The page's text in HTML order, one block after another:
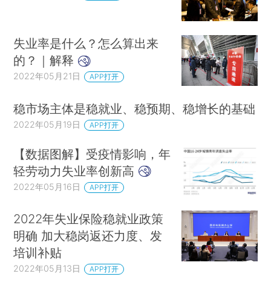
失业率是什么？怎么算出来
的？｜解释
2022年05月21日 APP打开
稳市场主体是稳就业、稳预期、稳增长的基础
2022年05月19日 APP打开
【数据图解】受疫情影响，年
轻劳动力失业率创新高
2022年05月16日 APP打开
2022年失业保险稳就业政策
明确 加大稳岗返还力度、发
培训补贴
2022年05月13日 APP打开